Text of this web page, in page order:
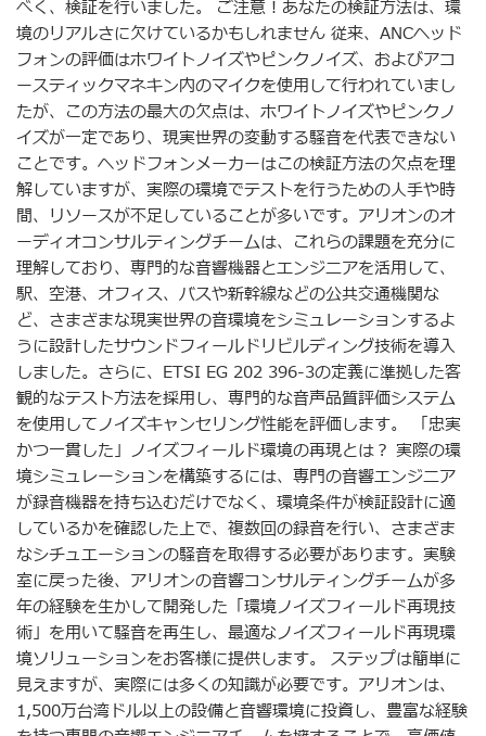
べく、検証を行いました。 ご注意！あなたの検証方法は、環
境のリアルさに欠けているかもしれません 従来、ANCヘッド
フォンの評価はホワイトノイズやピンクノイズ、およびアコ
ースティックマネキン内のマイクを使用して行われていまし
たが、この方法の最大の欠点は、ホワイトノイズやピンクノ
イズが一定であり、現実世界の変動する騒音を代表できない
ことです。ヘッドフォンメーカーはこの検証方法の欠点を理
解していますが、実際の環境でテストを行うための人手や時
間、リソースが不足していることが多いです。アリオンのオ
ーディオコンサルティングチームは、これらの課題を充分に
理解しており、専門的な音響機器とエンジニアを活用して、
駅、空港、オフィス、バスや新幹線などの公共交通機関な
ど、さまざまな現実世界の音環境をシミュレーションするよ
うに設計したサウンドフィールドリビルディング技術を導入
しました。さらに、ETSI EG 202 396-3の定義に準拠した客
観的なテスト方法を採用し、専門的な音声品質評価システム
を使用してノイズキャンセリング性能を評価します。 「忠実
かつ一貫した」ノイズフィールド環境の再現とは？ 実際の環
境シミュレーションを構築するには、専門の音響エンジニア
が録音機器を持ち込むだけでなく、環境条件が検証設計に適
しているかを確認した上で、複数回の録音を行い、さまざま
なシチュエーションの騒音を取得する必要があります。実験
室に戻った後、アリオンの音響コンサルティングチームが多
年の経験を生かして開発した「環境ノイズフィールド再現技
術」を用いて騒音を再生し、最適なノイズフィールド再現環
境ソリューションをお客様に提供します。 ステップは簡単に
見えますが、実際には多くの知識が必要です。アリオンは、
1,500万台湾ドル以上の設備と音響環境に投資し、豊富な経験